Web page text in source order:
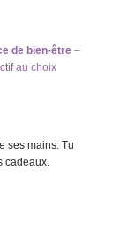
de bien-être –
au choix
ses mains. Tu
cadeaux.